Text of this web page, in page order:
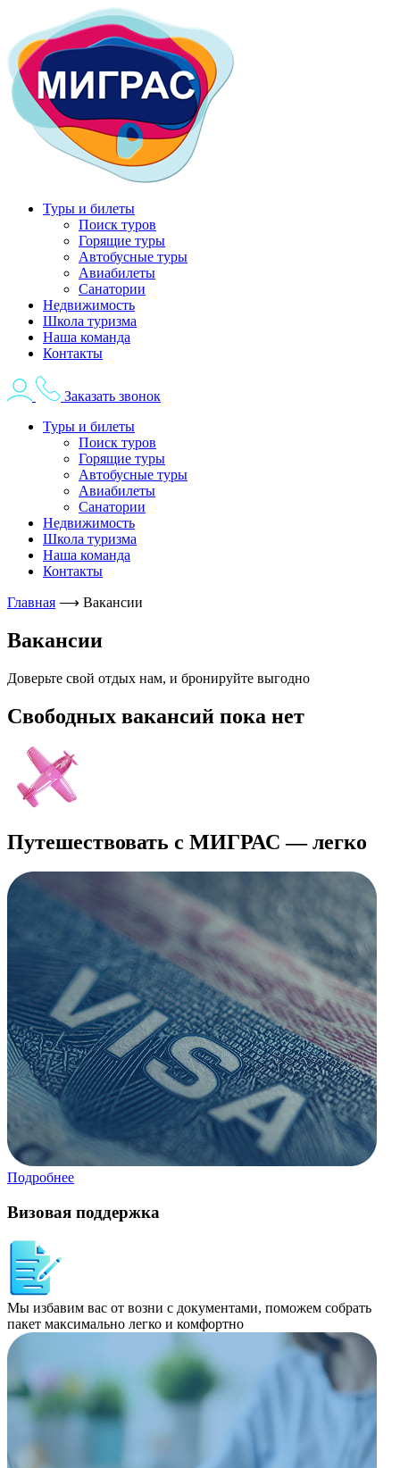
содержимому
Туры и билеты
Поиск туров
Горящие туры
Автобусные туры
Авиабилеты
Санатории
Недвижимость
Школа туризма
Наша команда
Контакты
Заказать звонок
Туры и билеты
Поиск туров
Горящие туры
Автобусные туры
Авиабилеты
Санатории
Недвижимость
Школа туризма
Наша команда
Контакты
Главная ⟶ Вакансии
Вакансии
Доверьте свой отдых нам, и бронируйте выгодно
Свободных вакансий пока нет
Путешествовать с МИГРАС — легко
Подробнее
Визовая поддержка
Мы избавим вас от возни с документами, поможем собрать
пакет максимально легко и комфортно